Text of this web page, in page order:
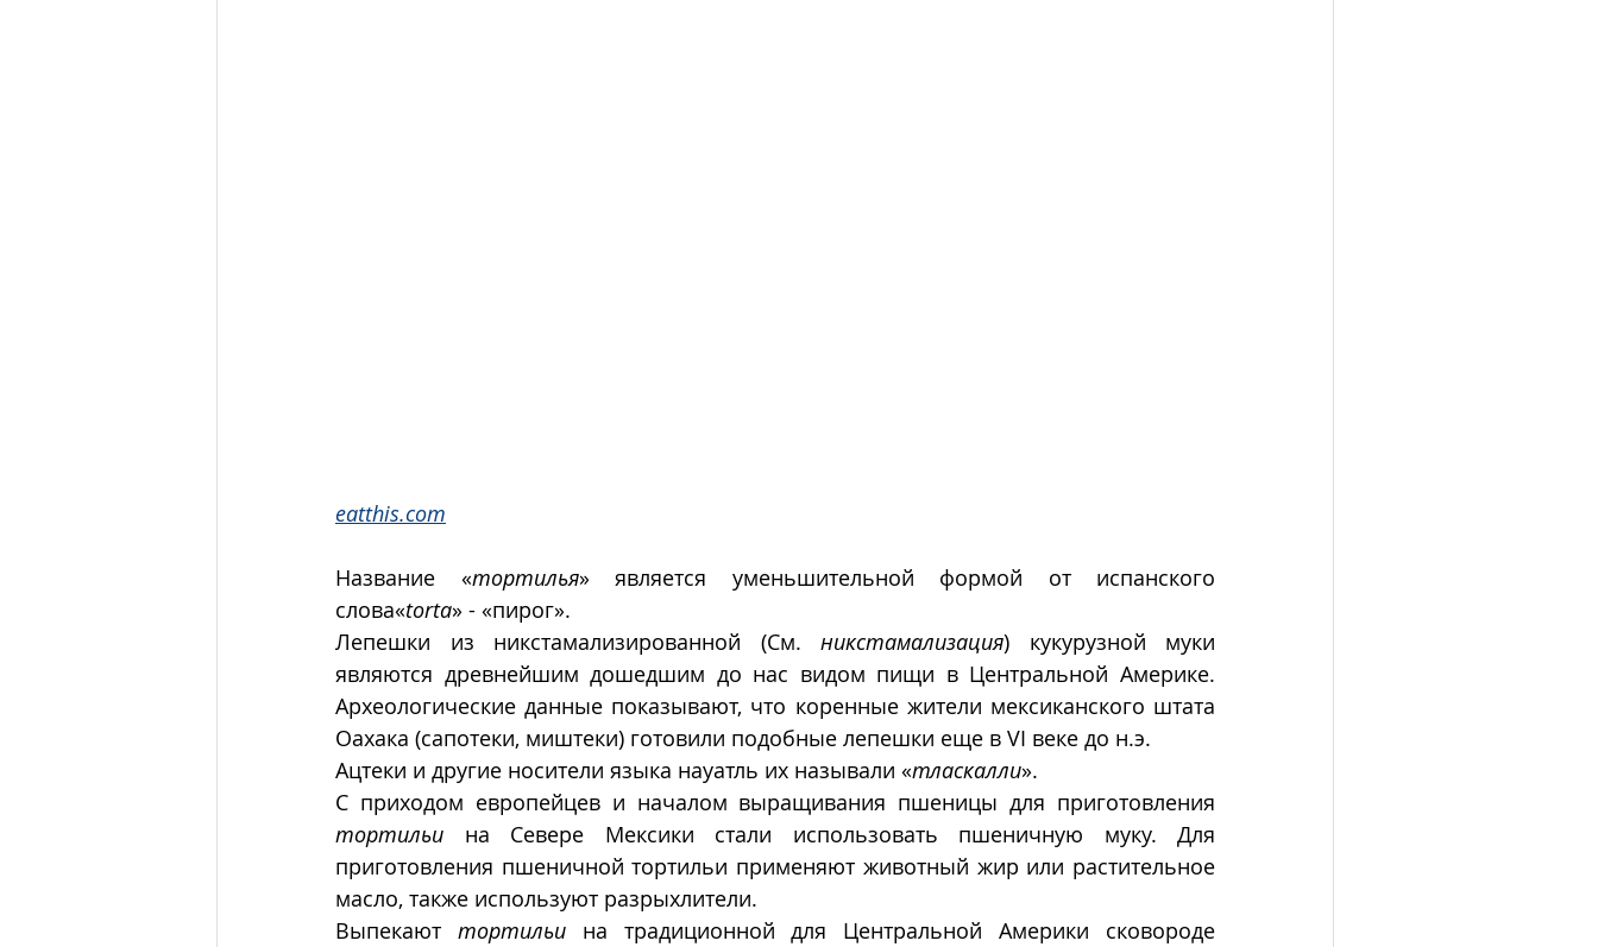
eatthis.com
Название «тортилья» является уменьшительной формой от испанского
слова«torta» - «пирог».
Лепешки из никстамализированной (См. никстамализация) кукурузной муки
являются древнейшим дошедшим до нас видом пищи в Центральной Америке.
Археологические данные показывают, что коренные жители мексиканского штата
Оахака (сапотеки, миштеки) готовили подобные лепешки еще в VI веке до н.э.
Ацтеки и другие носители языка науатль их называли «тласкалли».
тортильи на Севере Мексики стали использовать пшеничную муку. Для
приготовления пшеничной тортильи применяют животный жир или растительное
масло, также используют разрыхлители.
Выпекают тортильи